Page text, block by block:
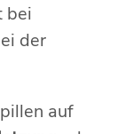
bei
der
auf